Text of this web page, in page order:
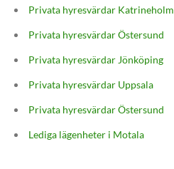
Privata hyresvärdar Katrineholm
Privata hyresvärdar Östersund
Privata hyresvärdar Jönköping
Privata hyresvärdar Uppsala
Privata hyresvärdar Östersund
Lediga lägenheter i Motala